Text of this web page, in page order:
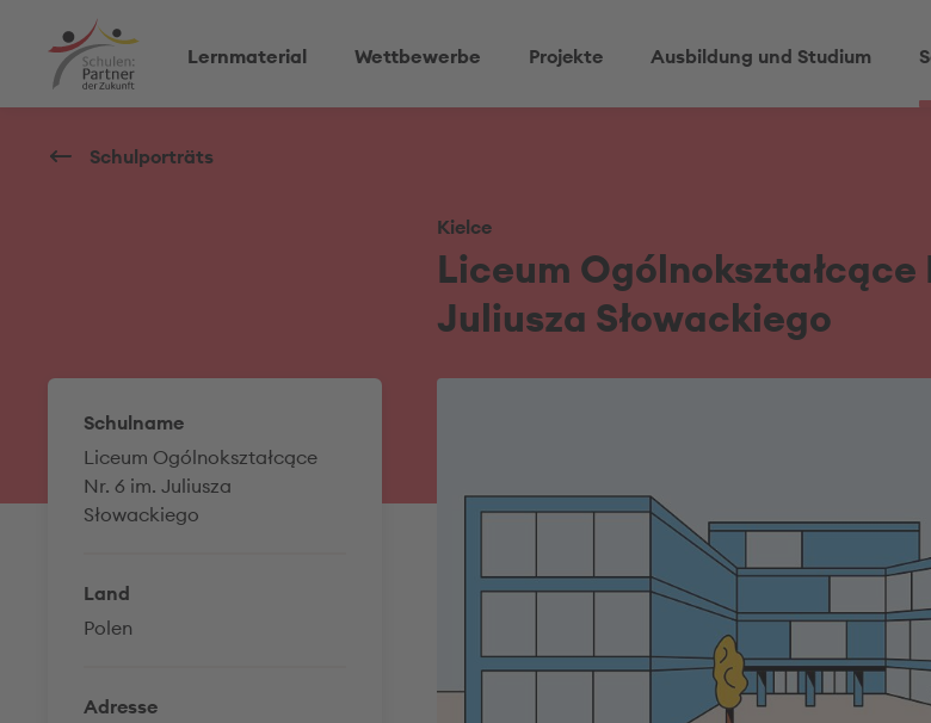
Lernmaterial Wettbewerbe Projekte Ausbildung und Studium
Schulporträts
Kielce
Liceum Ogólnokształcące
Juliusza Słowackiego
Schulname
Liceum Ogólnokształcące
Nr. 6 im. Juliusza
Słowackiego
Land
Polen
Adresse